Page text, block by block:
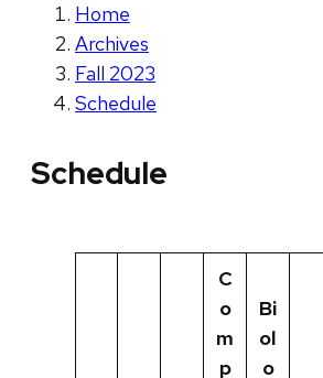
Home
Archives
Fall 2023
Schedule
Schedule
C
o
m
p
Bi
ol
o